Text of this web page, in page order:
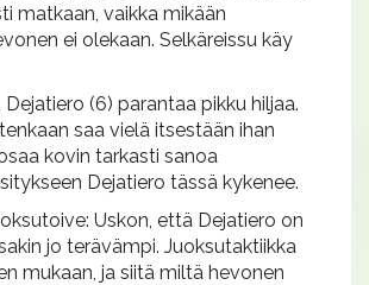
matkaan, vaikka mikään
ei olekaan. Selkäreissu käy
(6) parantaa pikku hiljaa.
saa vielä itsestään ihan
kovin tarkasti sanoa
Dejatiero tässä kykenee.
Uskon, että Dejatiero on
jo terävämpi. Juoksutaktiikka
mukaan, ja siitä miltä hevonen